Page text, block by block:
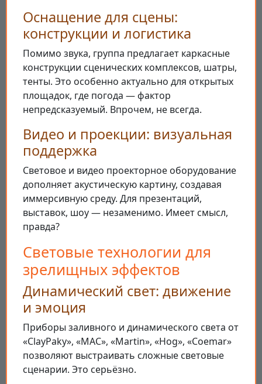
Оснащение для сцены:
конструкции и логистика
Помимо звука, группа предлагает каркасные
конструкции сценических комплексов, шатры,
тенты. Это особенно актуально для открытых
площадок, где погода — фактор
непредсказуемый. Впрочем, не всегда.
Видео и проекции: визуальная
поддержка
Световое и видео проекторное оборудование
дополняет акустическую картину, создавая
иммерсивную среду. Для презентаций,
выставок, шоу — незаменимо. Имеет смысл,
правда?
Световые технологии для
зрелищных эффектов
Динамический свет: движение
и эмоция
Приборы заливного и динамического света от
«ClayPaky», «MAC», «Martin», «Hog», «Coemar»
позволяют выстраивать сложные световые
сценарии. Это серьёзно.